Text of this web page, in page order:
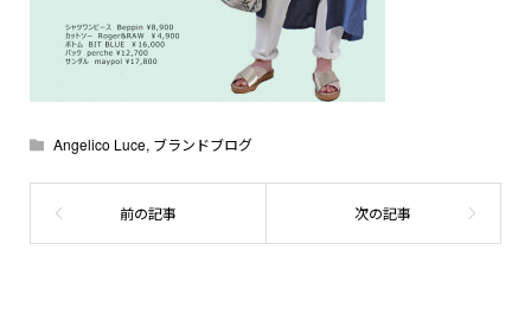
Angelico Luce, ブランドブログ